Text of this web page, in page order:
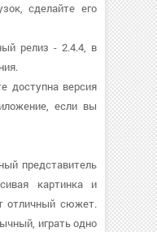
сделайте его
релиз - 2.4.4, в
доступна версия
если вы
представитель
картинка и
отличный сюжет.
играть одно